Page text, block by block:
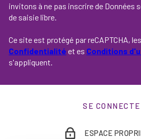
invitons à ne pas inscrire de Données
de saisie libre.
Ce site est protégé par reCAPTCHA, les
Confidentialité et es Conditions
s'appliquent.
SE
ESPACE